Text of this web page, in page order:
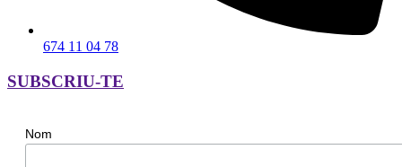
674 11 04 78
SUBSCRIU-TE
Nom